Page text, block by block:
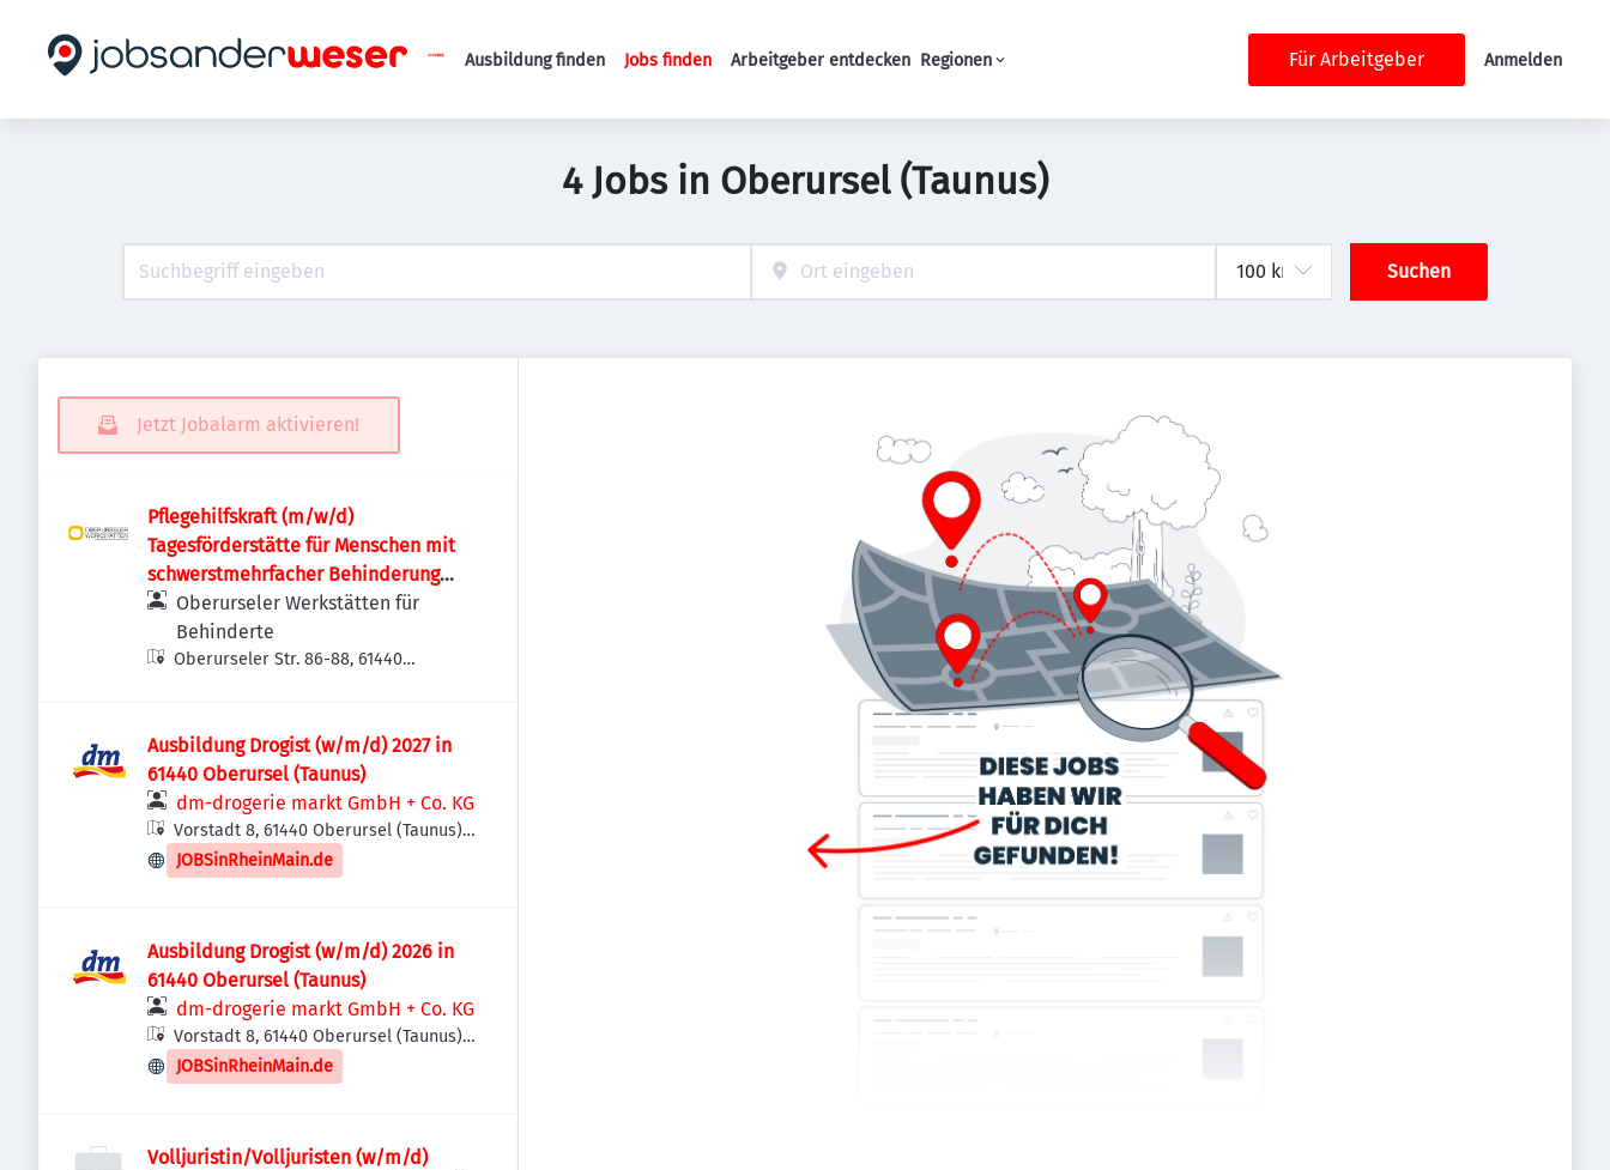
Haupt-Navigation
Ausbildung finden Jobs finden Arbeitgeber entdecken Regionen Für Arbeitgeber Anmelden
4 Jobs in Oberursel (Taunus)
Suchen
Jetzt Jobalarm aktivieren!
Pflegehilfskraft (m/w/d)
Tagesförderstätte für Menschen mit
schwerstmehrfacher Behinderung
und/oder Verhaltensauffälligkeiten
Oberurseler Werkstätten für
Behinderte
Oberurseler Str. 86-88, 61440
Ausbildung Drogist (w/m/d) 2027 in
61440 Oberursel (Taunus)
dm-drogerie markt GmbH + Co. KG
Vorstadt 8, 61440 Oberursel (Taunus),
Deutschland
JOBSinRheinMain.de
Ausbildung Drogist (w/m/d) 2026 in
61440 Oberursel (Taunus)
dm-drogerie markt GmbH + Co. KG
Vorstadt 8, 61440 Oberursel (Taunus),
Deutschland
JOBSinRheinMain.de
Volljuristin/Volljuristen (w/m/d)